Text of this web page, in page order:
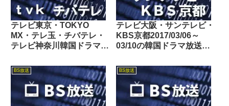
テレビ東京・TOKYO
MX・テレ玉・チバテレ・
テレビ神奈川韓国ドラマ週
02/26
テレビ大阪・サンテレビ・
KBS京都2017/03/06～
03/10の韓国ドラマ放送予
BS放送 BS放送